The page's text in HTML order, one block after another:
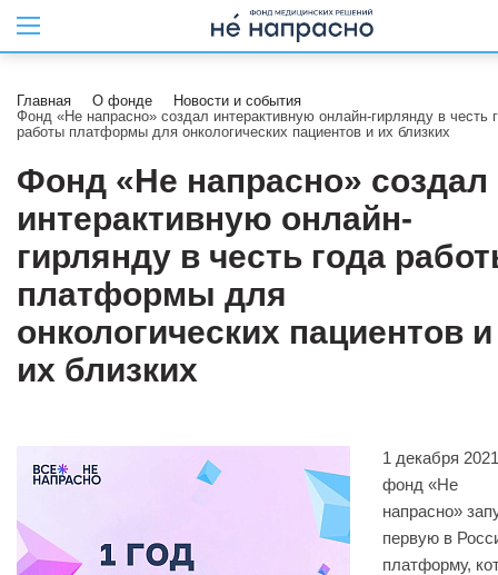
Главная О фонде
Новости и события
Фонд «Не напрасно» создал интерактивную онлайн-гирлянду в честь
работы платформы для онкологических пациентов и их близких
Фонд «Не напрасно» создал
интерактивную онлайн-
гирлянду в честь года
платформы для
онкологических пациентов и
их близких
1 декабря
фонд «Не
напрасно»
первую в
платформу,